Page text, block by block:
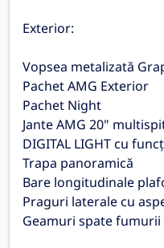
Exterior:
Vopsea metalizată
Pachet AMG Exterior
Pachet Night
Jante AMG 20"
DIGITAL LIGHT cu
Trapa panoramică
Bare longitudinale
Praguri laterale cu
Geamuri spate fumurii